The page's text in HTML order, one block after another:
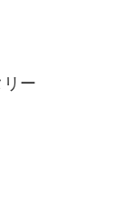
リー